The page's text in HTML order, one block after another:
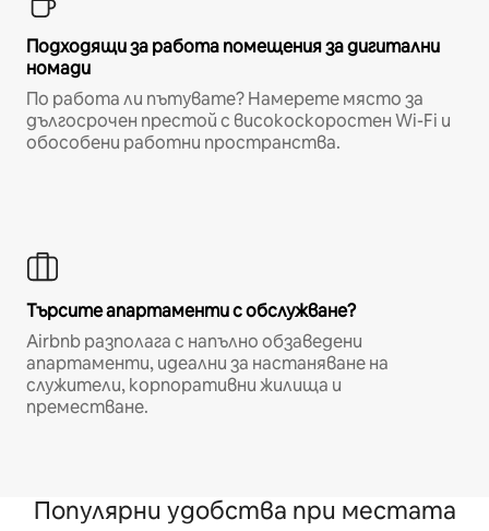
Подходящи за работа помещения за дигитални
номади
По работа ли пътувате? Намерете място за
дългосрочен престой с високоскоростен Wi-Fi и
обособени работни пространства.
Търсите апартаменти с обслужване?
Airbnb разполага с напълно обзаведени
апартаменти, идеални за настаняване на
служители, корпоративни жилища и
преместване.
Популярни удобства при местата